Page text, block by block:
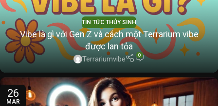
TIN TỨC THỦY SINH
Vibe là gì với Gen Z và cách một Terrarium vibe
được lan tỏa
Terrariumvibe 0
26
MAR